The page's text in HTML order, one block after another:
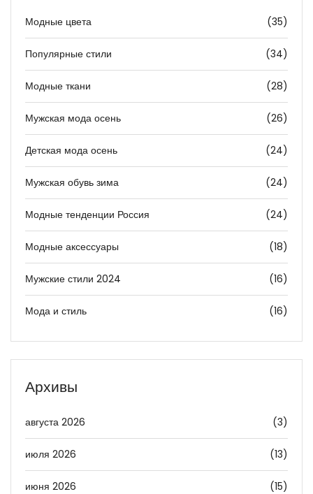
Модные цвета (35)
Популярные стили (34)
Модные ткани (28)
Мужская мода осень (26)
Детская мода осень (24)
Мужская обувь зима (24)
Модные тенденции Россия (24)
Модные аксессуары (18)
Мужские стили 2024 (16)
Мода и стиль (16)
Архивы
августа 2026 (3)
июля 2026 (13)
июня 2026 (15)